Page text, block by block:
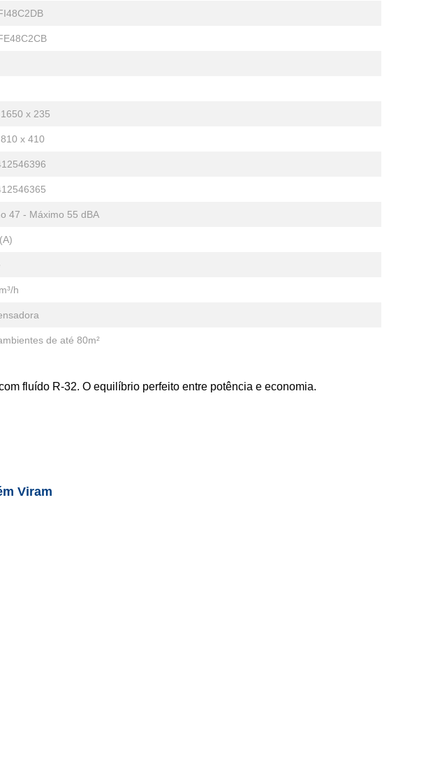
x 235
x 410
47 - Máximo 55 dBA
h
de até 80m²
fluído R-32. O equilíbrio perfeito entre potência e economia.
Viram